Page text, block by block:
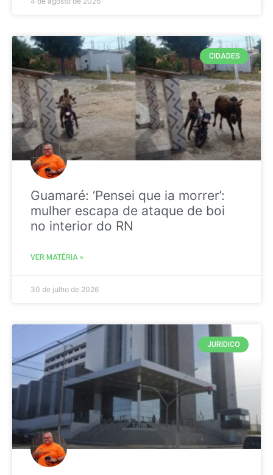
CIDADES
Guamaré: ‘Pensei que ia morrer’:
mulher escapa de ataque de boi
no interior do RN
VER MATÉRIA »
30 de julho de 2026
JURIDICO